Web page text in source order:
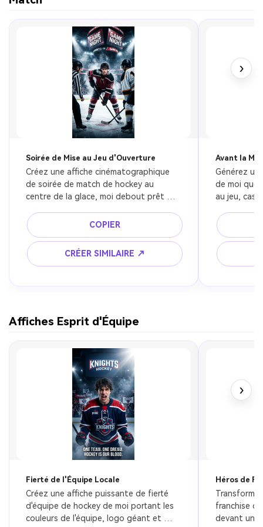
Soirée de Mise au Jeu d'Ouverture
Créez une affiche cinématographique
de soirée de match de hockey au
centre de la glace, moi debout prêt
d'énormes lumières d'arène, fumée
dramatique, atmosphère froide, ombres
à contraste élevé, composition
d'affiche de film sportif premium, scène
COPIER
CRÉER SIMILAIRE ↗
Avant la
Générez
de moi
au jeu,
éclairage
de foule
›
Affiches Esprit d'Équipe
Fierté de l'Équipe Locale
Créez une affiche puissante de fierté
d'équipe de hockey de moi portant les
couleurs de l'équipe, logo géant et
Héros de
franchise
devant une
›